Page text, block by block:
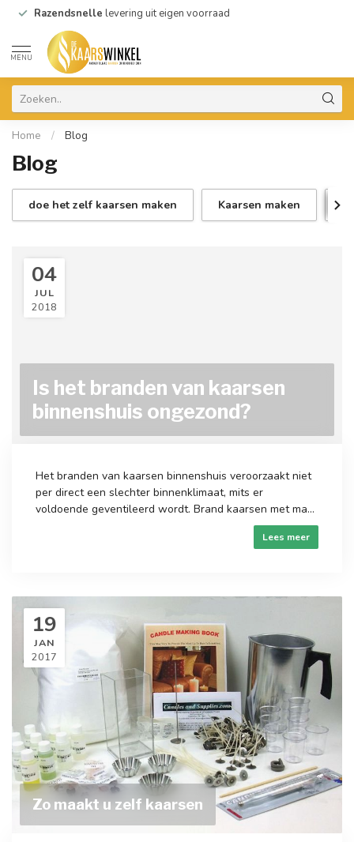
Razendsnelle levering uit eigen voorraad
MENU
Home / Blog
Blog
doe het zelf kaarsen maken Kaarsen maken
04
JUL
2018
Is het branden van kaarsen
binnenshuis ongezond?
Het branden van kaarsen binnenshuis veroorzaakt niet
per direct een slechter binnenklimaat, mits er
voldoende geventileerd wordt. Brand kaarsen met ma...
Lees meer
19
JAN
2017
Zo maakt u zelf kaarsen